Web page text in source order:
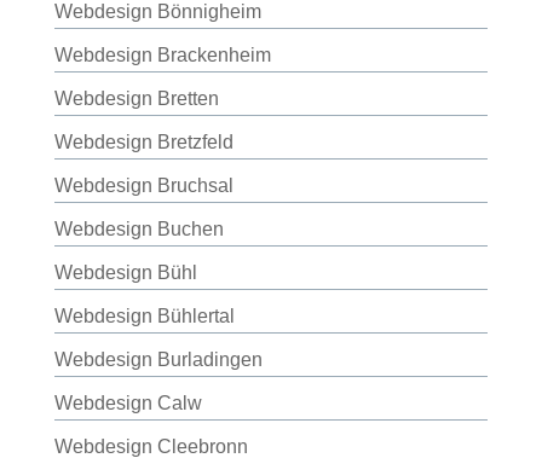
Webdesign Bönnigheim
Webdesign Brackenheim
Webdesign Bretten
Webdesign Bretzfeld
Webdesign Bruchsal
Webdesign Buchen
Webdesign Bühl
Webdesign Bühlertal
Webdesign Burladingen
Webdesign Calw
Webdesign Cleebronn